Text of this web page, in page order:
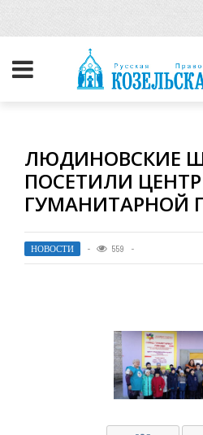
ЛЮДИНОВСКИЕ
ПОСЕТИЛИ ЦЕНТР
НОВОСТИ 559